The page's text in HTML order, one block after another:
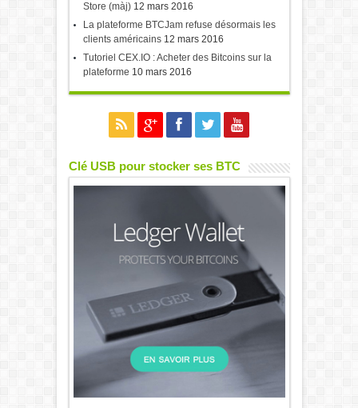
Store (màj) 12 mars 2016
La plateforme BTCJam refuse désormais les
clients américains 12 mars 2016
Tutoriel CEX.IO : Acheter des Bitcoins sur la
plateforme 10 mars 2016
Clé USB pour stocker ses BTC